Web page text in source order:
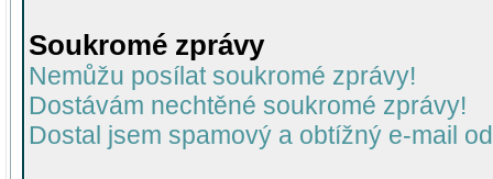
Soukromé zprávy
Nemůžu posílat soukromé zprávy!
Dostávám nechtěné soukromé zprávy!
Dostal jsem spamový a obtížný e-mail